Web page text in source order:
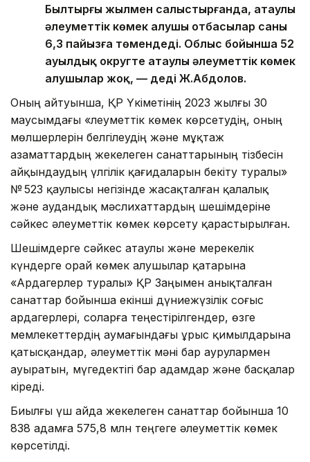
Былтырғы жылмен салыстырғанда, атаулы
әлеуметтік көмек алушы отбасылар саны
6,3 пайызға төмендеді. Облыс бойынша 52
ауылдық округте атаулы әлеуметтік көмек
алушылар жоқ, — деді Ж.Абдолов.
Оның айтуынша, ҚР Үкіметінің 2023 жылғы 30
маусымдағы «Әлеуметтік көмек көрсетудің, оның
мөлшерлерін белгілеудің және мұқтаж
азаматтардың жекелеген санаттарының тізбесін
айқындаудың үлгілік қағидаларын бекіту туралы»
№ 523 қаулысы негізінде жасақталған қалалық
және аудандық мәслихаттардың шешімдеріне
сәйкес әлеуметтік көмек көрсету қарастырылған.
Шешімдерге сәйкес атаулы және мерекелік
күндерге орай көмек алушылар қатарына
«Ардагерлер туралы» ҚР Заңымен анықталған
санаттар бойынша екінші дүниежүзілік соғыс
ардагерлері, соларға теңестірілгендер, өзге
мемлекеттердің аумағындағы ұрыс қимылдарына
қатысқандар, әлеуметтік мәні бар аурулармен
ауыратын, мүгедектігі бар адамдар және басқалар
кіреді.
Биылғы үш айда жекелеген санаттар бойынша 10
838 адамға 575,8 млн теңгеге әлеуметтік көмек
көрсетілді.